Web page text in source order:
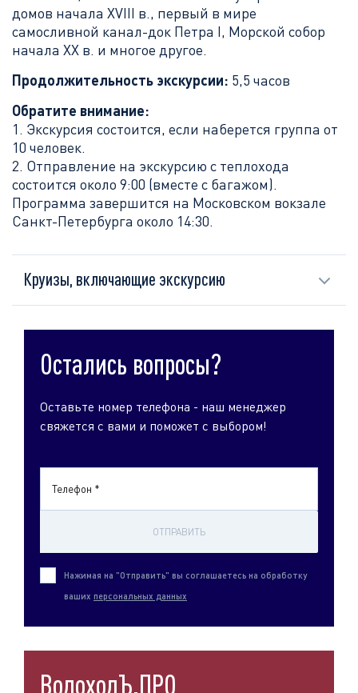
домов начала XVIII в., первый в мире
самосливной канал-док Петра I, Морской собор
начала XX в. и многое другое.
Продолжительность экскурсии: 5,5 часов
Обратите внимание:
1. Экскурсия состоится, если наберется группа от
10 человек.
2. Отправление на экскурсию с теплохода
состоится около 9:00 (вместе с багажом).
Программа завершится на Московском вокзале
Санкт-Петербурга около 14:30.
Круизы, включающие экскурсию
Остались вопросы?
Оставьте номер телефона - наш менеджер
свяжется с вами и поможет с выбором!
Телефон *
ОТПРАВИТЬ
Нажимая на "Отправить" вы соглашаетесь на обработку
ваших персональных данных
ВодоходЪ.ПРО